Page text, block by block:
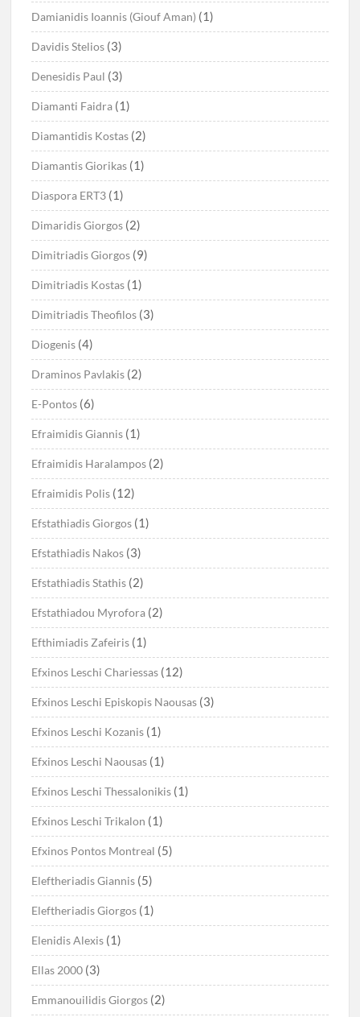
Damianidis Ioannis (Giouf Aman) (1)
Davidis Stelios (3)
Denesidis Paul (3)
Diamanti Faidra (1)
Diamantidis Kostas (2)
Diamantis Giorikas (1)
Diaspora ERT3 (1)
Dimaridis Giorgos (2)
Dimitriadis Giorgos (9)
Dimitriadis Kostas (1)
Dimitriadis Theofilos (3)
Diogenis (4)
Draminos Pavlakis (2)
E-Pontos (6)
Efraimidis Giannis (1)
Efraimidis Haralampos (2)
Efraimidis Polis (12)
Efstathiadis Giorgos (1)
Efstathiadis Nakos (3)
Efstathiadis Stathis (2)
Efstathiadou Myrofora (2)
Efthimiadis Zafeiris (1)
Efxinos Leschi Chariessas (12)
Efxinos Leschi Episkopis Naousas (3)
Efxinos Leschi Kozanis (1)
Efxinos Leschi Naousas (1)
Efxinos Leschi Thessalonikis (1)
Efxinos Leschi Trikalon (1)
Efxinos Pontos Montreal (5)
Eleftheriadis Giannis (5)
Eleftheriadis Giorgos (1)
Elenidis Alexis (1)
Ellas 2000 (3)
Emmanouilidis Giorgos (2)